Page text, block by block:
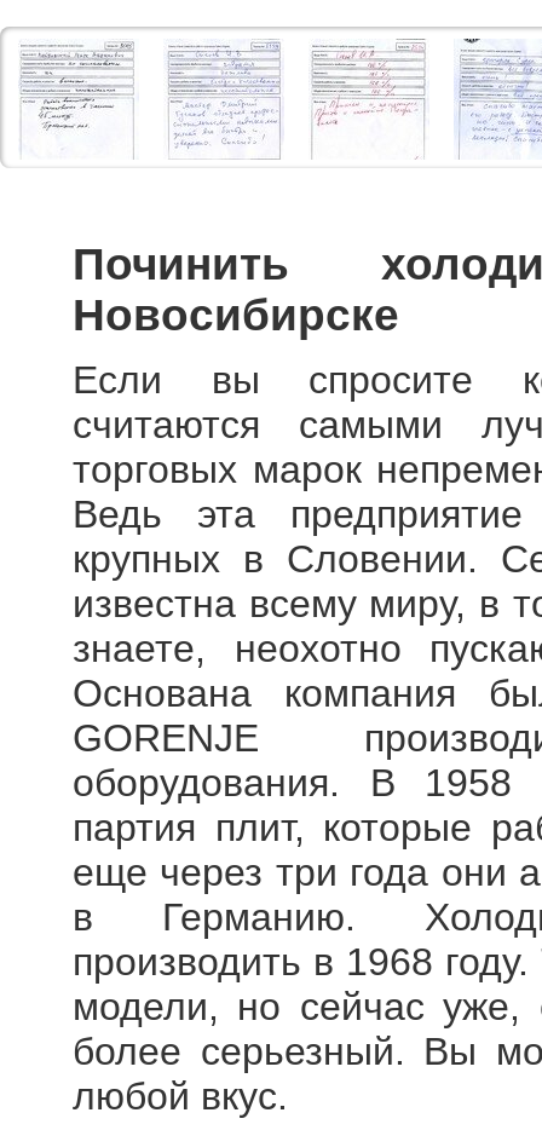
Починить
Новосибирске
Если вы спросите
считаются самыми
торговых марок
Ведь эта
крупных в Словении.
известна всему миру, в
знаете, неохотно
Основана компания
GORENJE
оборудования. В
партия плит, которые
еще через три года они
в Германию.
производить в 1968
модели, но сейчас уже,
более серьезный. Вы
любой вкус.